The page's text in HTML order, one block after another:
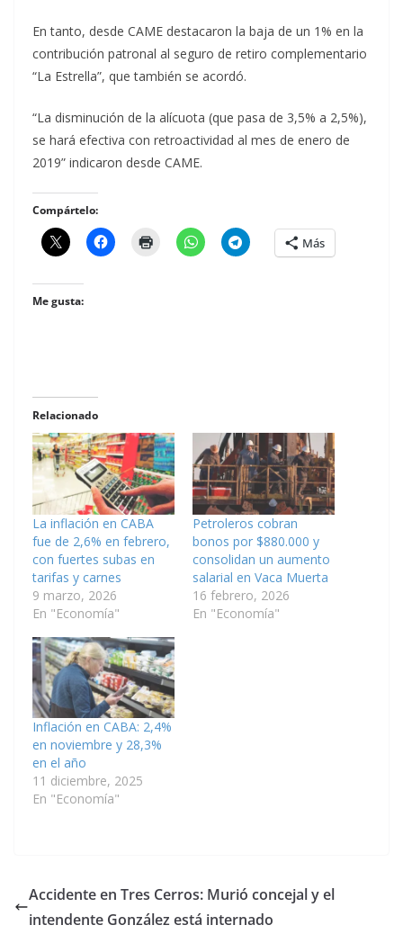
En tanto, desde CAME destacaron la baja de un 1% en la
contribución patronal al seguro de retiro complementario
“La Estrella”, que también se acordó.
“La disminución de la alícuota (que pasa de 3,5% a 2,5%),
se hará efectiva con retroactividad al mes de enero de
2019” indicaron desde CAME.
Compártelo:
Más
Me gusta:
Relacionado
La inflación en CABA
fue de 2,6% en febrero,
con fuertes subas en
tarifas y carnes
9 marzo, 2026
En "Economía"
Petroleros cobran
bonos por $880.000 y
consolidan un aumento
salarial en Vaca Muerta
16 febrero, 2026
En "Economía"
Inflación en CABA: 2,4%
en noviembre y 28,3%
en el año
11 diciembre, 2025
En "Economía"
Accidente en Tres Cerros: Murió concejal y el
intendente González está internado